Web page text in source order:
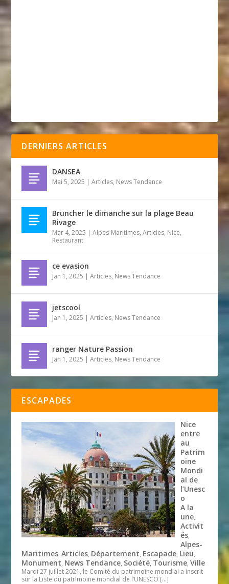
DERNIERS ARTICLES
DANSEA
Mai 5, 2025 |Articles, News Tendance
Bruncher le dimanche sur la plage Beau
Rivage
Mar 4, 2025 |Alpes-Maritimes,Articles, Nice,
Restaurant
ce evasion
Jan 1, 2025 |Articles, News Tendance
jetscool
Jan 1, 2025 |Articles, News Tendance
ranger Nature Passion
Jan 1, 2025 |Articles, News Tendance
ESCAPADES
Nice
entre
au
Patrim
oine
Mondi
al de
l’Unesc
o
A la
une,
Activit
és,
Alpes-
Maritimes,Articles, Département, Escapade, Lieu,
Monument, News Tendance, Société, Tourisme,Ville
Mardi 27 juillet 2021, le Comité du patrimoine mondial a inscrit
sur la Liste du patrimoine mondial de l’UNESCO […]